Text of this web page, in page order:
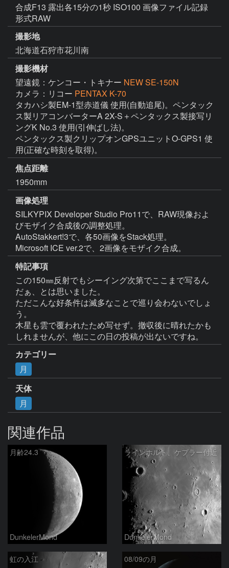
合成F13 露出各15分の1秒 ISO100 画像ファイル記録
形式RAW
撮影地
北海道石狩市花川南
撮影機材
望遠鏡：ケンコー・トキナー NEW SE-150N
カメラ：リコー PENTAX K-70
タカハシ製EM-1型赤道儀 使用(自動追尾)。ペンタック
ス製リアコンバーターA 2X-S＋ペンタックス製接写リ
ングK No.3 使用(引伸ばし法)。
ペンタックス製クリップオンGPSユニットO-GPS1 使
用(正確な時刻を取得)。
焦点距離
1950mm
画像処理
SILKYPIX Developer Studio Pro11で、RAW現像およ
びモザイク合成後の調整処理。
AutoStakkert!3で、各50画像をStack処理。
Microsoft ICE ver.2で、2画像をモザイク合成。
特記事項
この150㎜反射でもシーイング次第でここまで写るん
だぁ、とは思いました。
ただこんな好条件は滅多なことで巡り会わないでしょ
う。
木星も雲で覆われたため写せず。撤収後に晴れたかも
しれませんが、他にこの日の投稿が出ないですね。
カテゴリー
月
天体
月
関連作品
月齢24.3
DunkelerMond
ラインホルト、ケプラー付近
DunkelerMond
虹の入江 08/09の月